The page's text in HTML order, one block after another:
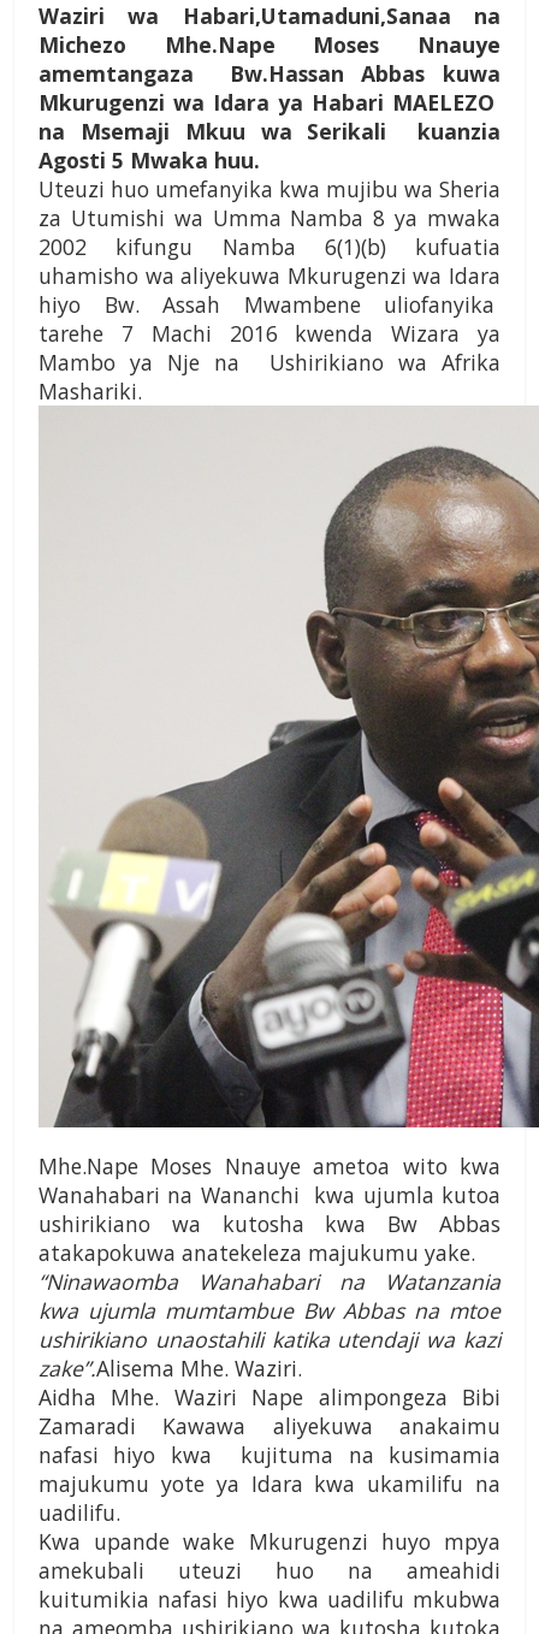
Waziri wa Habari,Utamaduni,Sanaa na
Michezo Mhe.Nape Moses Nnauye
amemtangaza Bw.Hassan Abbas kuwa
Mkurugenzi wa Idara ya Habari MAELEZO
na Msemaji Mkuu wa Serikali kuanzia
Agosti 5 Mwaka huu.
Uteuzi huo umefanyika kwa mujibu wa Sheria
za Utumishi wa Umma Namba 8 ya mwaka
2002 kifungu Namba 6(1)(b) kufuatia
uhamisho wa aliyekuwa Mkurugenzi wa Idara
hiyo Bw. Assah Mwambene uliofanyika
tarehe 7 Machi 2016 kwenda Wizara ya
Mambo ya Nje na Ushirikiano wa Afrika
Mashariki.
Mhe.Nape Moses Nnauye ametoa wito kwa
Wanahabari na Wananchi kwa ujumla kutoa
ushirikiano wa kutosha kwa Bw Abbas
atakapokuwa anatekeleza majukumu yake.
“Ninawaomba Wanahabari na Watanzania
kwa ujumla mumtambue Bw Abbas na mtoe
ushirikiano unaostahili katika utendaji wa kazi
zake”.Alisema Mhe. Waziri.
Aidha Mhe. Waziri Nape alimpongeza Bibi
Zamaradi Kawawa aliyekuwa anakaimu
nafasi hiyo kwa kujituma na kusimamia
majukumu yote ya Idara kwa ukamilifu na
uadilifu.
Kwa upande wake Mkurugenzi huyo mpya
amekubali uteuzi huo na ameahidi
kuitumikia nafasi hiyo kwa uadilifu mkubwa
na ameomba ushirikiano wa kutosha kutoka